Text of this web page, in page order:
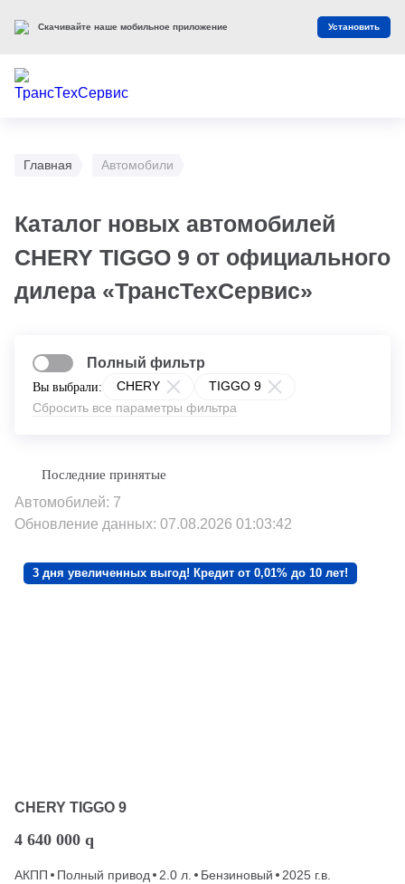
Главная Автомобили
Каталог новых автомобилей
CHERY TIGGO 9 от официального
дилера «ТрансТехСервис»
Вы выбрали: CHERY
TIGGO 9
Сбросить все параметры фильтра
Полный фильтр
Автомобилей: 7
Обновление данных: 07.08.2026 01:03:42
3 дня увеличенных выгод! Кредит от 0,01% до 10 лет!
CHERY TIGGO 9
4 640 000 q
АКПП Полный привод 2.0 л. Бензиновый
2025 г.в.
Скачивайте наше мобильное приложение Установить